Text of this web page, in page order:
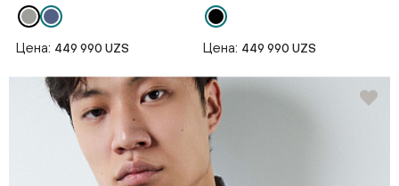
Цена: 449 990 UZS Цена: 449 990 UZS